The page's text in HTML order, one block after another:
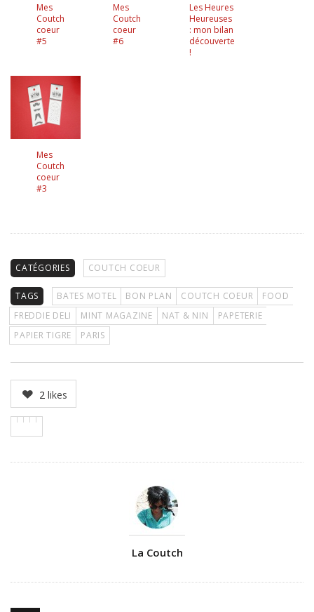
Mes
Coutch
coeur
#5
Mes
Coutch
coeur
#6
Les Heures
Heureuses
: mon bilan
découverte
!
Mes
Coutch
coeur
#3
CATÉGORIES COUTCH COEUR
TAGS BATES MOTEL BON PLAN COUTCH COEUR
FOOD
FREDDIE DELI
MINT MAGAZINE NAT & NIN
PAPETERIE
PAPIER TIGRE
PARIS
2 likes
La Coutch